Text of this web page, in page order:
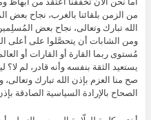
من الزمن بلقائنا بالغرب، نجاح
الله تبارك وتعالى، نجاح بعض
ومن الشابات أن يتحصَّلوا على أعلى
مُستوى ربما القارة أو القارات أو
يستعيد الثقة بنفسه وأنه قادر، لم
صح منا العزم بإذن الله تبارك
الصحاح بالإرادة السياسية الصادقة